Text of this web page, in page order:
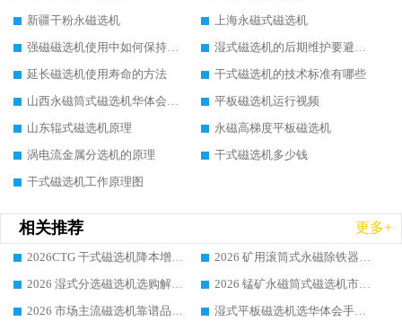
新疆干粉永磁选机
上海永磁式磁选机
强磁磁选机使用中如何保持其顺畅运行
湿式磁选机的后期维护要避开哪些坑
延长磁选机使用寿命的方法
干式磁选机的技术标准有哪些
山西永磁筒式磁选机华体会手机网页版-华体会(中国)
平板磁选机运行视频
山东辊式磁选机原理
永磁高梯度平板磁选机
涡电流金属分选机的原理
干式磁选机多少钱
干式磁选机工作原理图
相关推荐 更多+
2026CTG 干式磁选机降本增效选购指南 选矿行业口碑稳定专业生产强者盘点
2026 矿用滚筒式永磁除铁器厂家榜单 行业实力派源头厂商选购干货指南
2026 湿式分选磁选机选购解析，华体会手机网页版-华体会(中国) 设备综合实力详解
2026 锰矿永磁筒式磁选机市场主流客户推荐生产厂家口碑精选
2026 市场主流磁选机靠谱品牌推荐 案例厂家华体会手机网页版-华体会(中国) 大众倾心之选
湿式平板磁选机选华体会手机网页版-华体会(中国) _2026靠谱厂家收获各地客户良好评价